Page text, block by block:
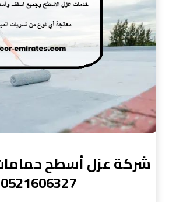
شركة عزل أسطح
0521606327